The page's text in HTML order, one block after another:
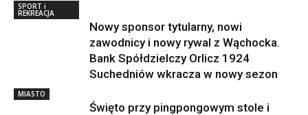
SPORT i
REKREACJA
Nowy sponsor tytularny, nowi
zawodnicy i nowy rywal z Wąchocka.
Bank Spółdzielczy Orlicz 1924
Suchedniów wkracza w nowy sezon
MIASTO
Święto przy pingpongowym stole i